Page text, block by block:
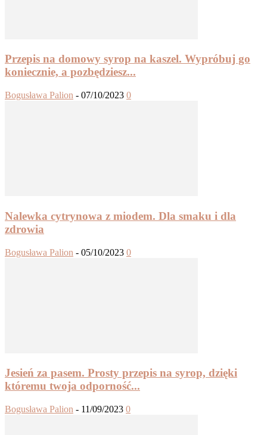
Przepis na domowy syrop na kaszel. Wypróbuj go
koniecznie, a pozbędziesz...
Bogusława Palion - 07/10/2023 0
Nalewka cytrynowa z miodem. Dla smaku i dla
zdrowia
Bogusława Palion - 05/10/2023 0
Jesień za pasem. Prosty przepis na syrop, dzięki
któremu twoja odporność...
Bogusława Palion - 11/09/2023 0